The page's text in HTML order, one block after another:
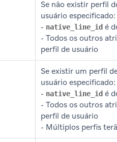
Se não existir perfil
usuário especificado:
- native_line_id é
- Todos os outros
perfil de usuário
Se existir um perfil
usuário especificado:
- native_line_id é
- Todos os outros
perfil de usuário
- Múltiplos perfis